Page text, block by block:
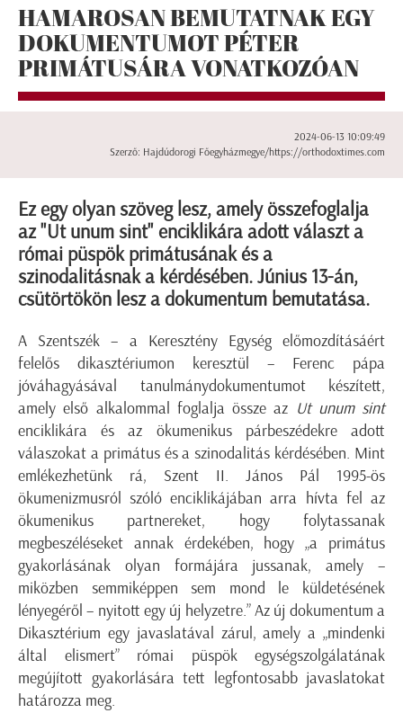
HAMAROSAN BEMUTATNAK EGY
DOKUMENTUMOT PÉTER
PRIMÁTUSÁRA VONATKOZÓAN
2024-06-13 10:09:49
Szerző: Hajdúdorogi Főegyházmegye/https://orthodoxtimes.com
Ez egy olyan szöveg lesz, amely összefoglalja
az "Ut unum sint" enciklikára adott választ a
római püspök primátusának és a
szinodalitásnak a kérdésében. Június 13-án,
csütörtökön lesz a dokumentum bemutatása.
A Szentszék – a Keresztény Egység előmozdításáért
felelős dikasztériumon keresztül – Ferenc pápa
jóváhagyásával tanulmánydokumentumot készített,
amely első alkalommal foglalja össze az Ut unum sint
enciklikára és az ökumenikus párbeszédekre adott
válaszokat a primátus és a szinodalitás kérdésében. Mint
emlékezhetünk rá, Szent II. János Pál 1995-ös
ökumenizmusról szóló enciklikájában arra hívta fel az
ökumenikus partnereket, hogy folytassanak
megbeszéléseket annak érdekében, hogy „a primátus
gyakorlásának olyan formájára jussanak, amely –
miközben semmiképpen sem mond le küldetésének
lényegéről – nyitott egy új helyzetre.” Az új dokumentum a
Dikasztérium egy javaslatával zárul, amely a „mindenki
által elismert” római püspök egységszolgálatának
megújított gyakorlására tett legfontosabb javaslatokat
határozza meg.